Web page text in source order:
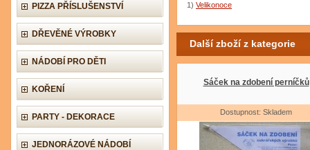
PIZZA PŘÍSLUŠENSTVÍ
DŘEVĚNÉ VÝROBKY
NÁDOBÍ PRO DĚTI
KOŘENÍ
PARTY - DEKORACE
JEDNORÁZOVÉ NÁDOBÍ
1) Velikonoce
Další zboží z kategorie
Sáček na zdobení perníčků
Dostupnost: Skladem